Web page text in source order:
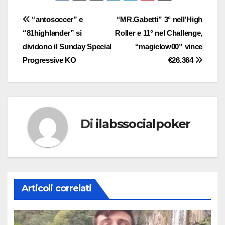
Navigazione
articoli
“MR.Gabetti” 3° nell'High
Roller e 11° nel Challenge,
“magiclow00” vince
€26.364
“antosoccer” e
“81highlander” si
dividono il Sunday Special
Progressive KO
Di ilabssocialpoker
Articoli correlati